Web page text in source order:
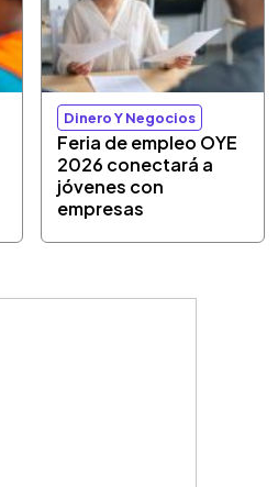
Dinero Y Negocios
Feria de empleo OYE
2026 conectará a
jóvenes con
empresas